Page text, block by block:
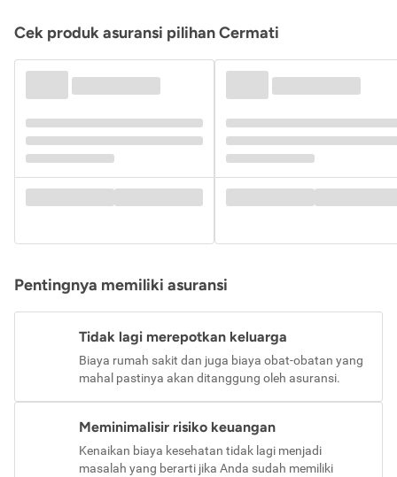
Cek produk asuransi pilihan Cermati
Pentingnya memiliki asuransi
Tidak lagi merepotkan keluarga
Biaya rumah sakit dan juga biaya obat-obatan yang
mahal pastinya akan ditanggung oleh asuransi.
Meminimalisir risiko keuangan
Kenaikan biaya kesehatan tidak lagi menjadi
masalah yang berarti jika Anda sudah memiliki